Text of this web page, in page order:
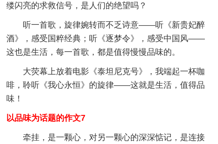
缕闪亮的求救信号，是人们的绝望吗？
听一首歌，旋律婉转而不乏诗意——听《新贵妃醉
酒》，感受国粹经典；听《逐梦令》，感受中国风——
这也是生活，每一首歌，都是值得慢慢品味的。
大荧幕上放着电影《泰坦尼克号》，我端起一杯咖
啡，聆听《我心永恒》的旋律——这就是生活，值得品
味！
以品味为话题的作文7
牵挂，是一颗心，对另一颗心的深深惦记，是连接